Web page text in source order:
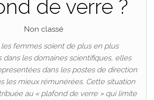
de verre ?
Non classé
femmes soient de plus en plus
dans les domaines scientifiques, elles
dans les postes de direction
les mieux rémunérées. Cette situation
au « plafond de verre » qui limite